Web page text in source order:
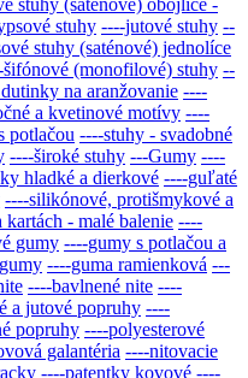
stuhy (saténové) obojlíce -
stuhy ----jutové stuhy --
stuhy (saténové) jednolíce
(monofilové) stuhy --
na aranžovanie ----
a kvetinové motívy ----
potlačou ----stuhy - svadobné
----široké stuhy ---Gumy ----
hladké a dierkové ----guľaté
----silikónové, protišmykové a
- malé balenie ----
gumy ----gumy s potlačou a
----guma ramienková ---
----bavlnené nite ----
a jutové popruhy ----
popruhy ----polyesterové
galantéria ----nitovacie
----patentky kovové ----